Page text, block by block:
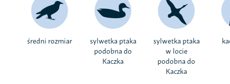
średni rozmiar
sylwetka ptaka
podobna do
Kaczka
sylwetka ptaka
w locie
podobna do
Kaczka